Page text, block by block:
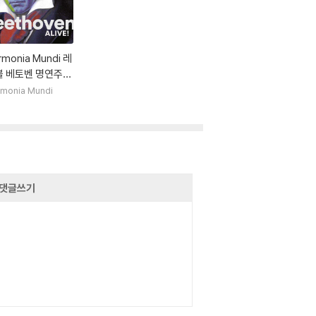
Mundi 레
베토벤 명연주
집 (Beethoven
Mundi
글쓰기